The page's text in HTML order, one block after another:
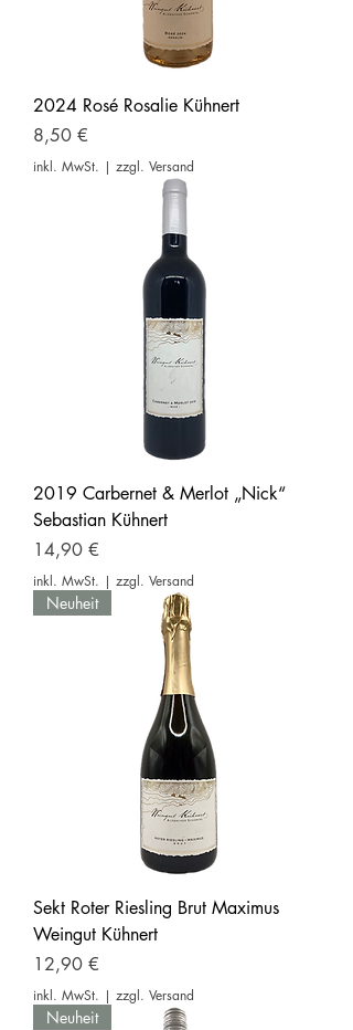
2024 Rosé Rosalie Kühnert
Preis
8,50 €
inkl. MwSt. | zzgl. Versand
2019 Carbernet & Merlot „Nick“
Sebastian Kühnert
Preis
14,90 €
inkl. MwSt. | zzgl. Versand
Neuheit
Sekt Roter Riesling Brut Maximus
Weingut Kühnert
Preis
12,90 €
inkl. MwSt. | zzgl. Versand
Neuheit